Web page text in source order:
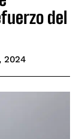
del
2024